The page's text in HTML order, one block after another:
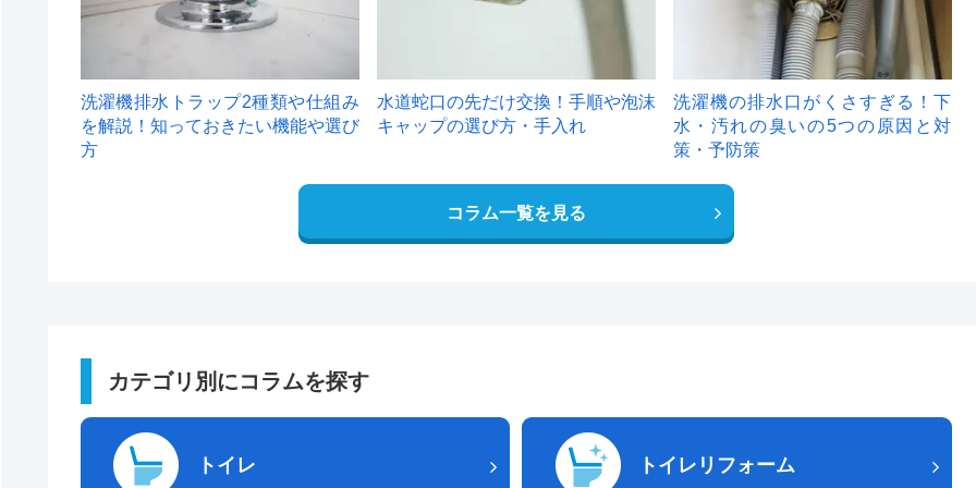
洗濯機排水トラップ2種類や仕組み
を解説！知っておきたい機能や選び
方
水道蛇口の先だけ交換！手順や泡沫
キャップの選び方・手入れ
洗濯機の排水口がくさすぎる！下
水・汚れの臭いの5つの原因と対
策・予防策
コラム一覧を見る
カテゴリ別にコラムを探す
トイレ トイレリフォーム